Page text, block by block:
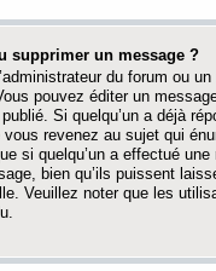
supprimer un message ?
du forum ou
pouvez éditer un
Si quelqu’un a déjà
revenez au sujet qui
si quelqu’un a effectué
bien qu’ils puissent
Veuillez noter que les